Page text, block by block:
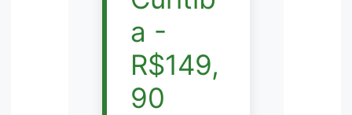
a -
R$149,
90